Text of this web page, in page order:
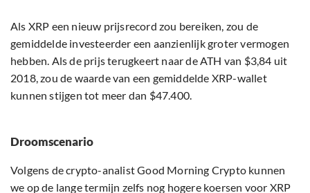
Als XRP een nieuw prijsrecord zou bereiken, zou de
gemiddelde investeerder een aanzienlijk groter vermogen
hebben. Als de prijs terugkeert naar de ATH van $3,84 uit
2018, zou de waarde van een gemiddelde XRP-wallet
kunnen stijgen tot meer dan $47.400.
Droomscenario
Volgens de crypto-analist Good Morning Crypto kunnen
we op de lange termijn zelfs nog hogere koersen voor XRP